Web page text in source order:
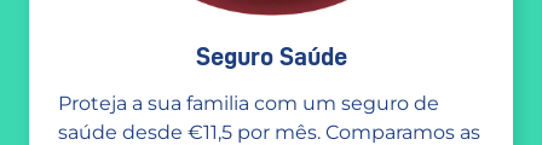
Seguro Saúde
Proteja a sua familia com um seguro de
saúde desde €11,5 por mês. Comparamos as